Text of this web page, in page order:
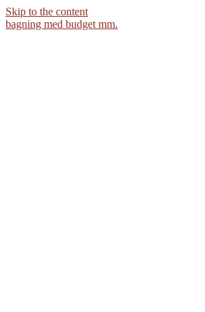
Skip to the content
bagning med budget mm.